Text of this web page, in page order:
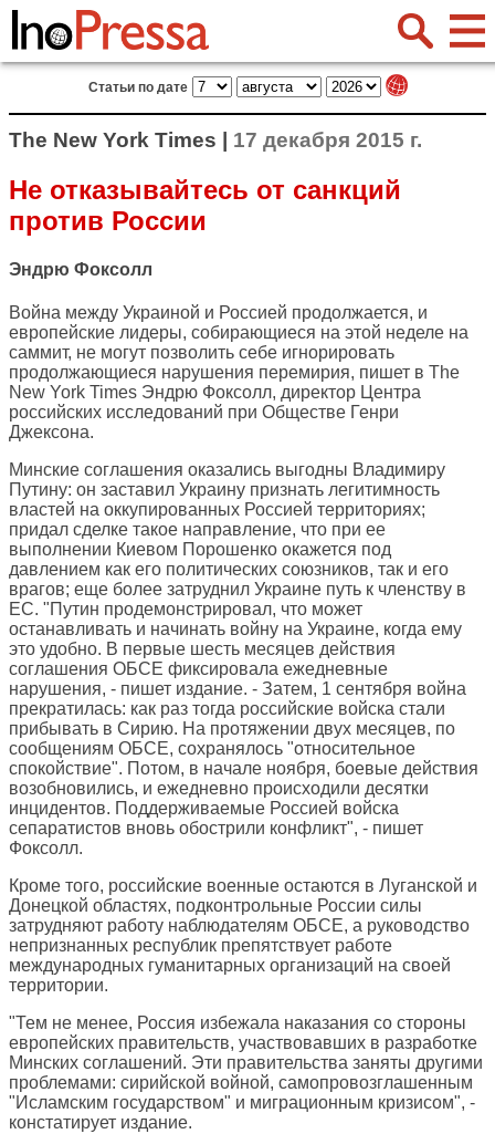
Статьи по дате
The New York Times | 17 декабря 2015 г.
Не отказывайтесь от санкций
против России
Эндрю Фоксолл
Война между Украиной и Россией продолжается, и
европейские лидеры, собирающиеся на этой неделе на
саммит, не могут позволить себе игнорировать
продолжающиеся нарушения перемирия, пишет в The
New York Times Эндрю Фоксолл, директор Центра
российских исследований при Обществе Генри
Джексона.
Минские соглашения оказались выгодны Владимиру
Путину: он заставил Украину признать легитимность
властей на оккупированных Россией территориях;
придал сделке такое направление, что при ее
выполнении Киевом Порошенко окажется под
давлением как его политических союзников, так и его
врагов; еще более затруднил Украине путь к членству в
ЕС. "Путин продемонстрировал, что может
останавливать и начинать войну на Украине, когда ему
это удобно. В первые шесть месяцев действия
соглашения ОБСЕ фиксировала ежедневные
нарушения, - пишет издание. - Затем, 1 сентября война
прекратилась: как раз тогда российские войска стали
прибывать в Сирию. На протяжении двух месяцев, по
сообщениям ОБСЕ, сохранялось "относительное
спокойствие". Потом, в начале ноября, боевые действия
возобновились, и ежедневно происходили десятки
инцидентов. Поддерживаемые Россией войска
сепаратистов вновь обострили конфликт", - пишет
Фоксолл.
Кроме того, российские военные остаются в Луганской и
Донецкой областях, подконтрольные России силы
затрудняют работу наблюдателям ОБСЕ, а руководство
непризнанных республик препятствует работе
международных гуманитарных организаций на своей
территории.
"Тем не менее, Россия избежала наказания со стороны
европейских правительств, участвовавших в разработке
Минских соглашений. Эти правительства заняты другими
проблемами: сирийской войной, самопровозглашенным
"Исламским государством" и миграционным кризисом", -
констатирует издание.